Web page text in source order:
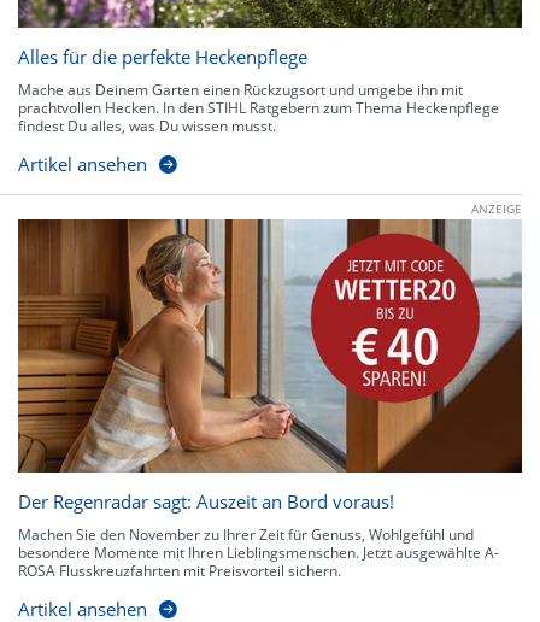
Alles für die perfekte Heckenpflege
Mache aus Deinem Garten einen Rückzugsort und umgebe ihn mit
prachtvollen Hecken. In den STIHL Ratgebern zum Thema Heckenpflege
findest Du alles, was Du wissen musst.
Artikel ansehen
ANZEIGE
Der Regenradar sagt: Auszeit an Bord voraus!
Machen Sie den November zu Ihrer Zeit für Genuss, Wohlgefühl und
besondere Momente mit Ihren Lieblingsmenschen. Jetzt ausgewählte A-
ROSA Flusskreuzfahrten mit Preisvorteil sichern.
Artikel ansehen